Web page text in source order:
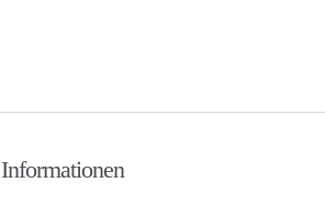
Informationen